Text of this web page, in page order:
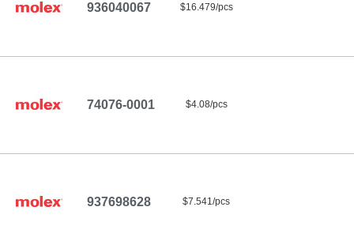
936040067 $16.479/pcs
74076-0001 $4.08/pcs
937698628 $7.541/pcs